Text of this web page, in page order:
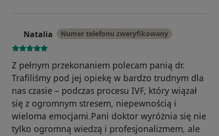
Natalia Numer telefonu zweryfikowany
Z pełnym przekonaniem polecam panią dr.
Trafiliśmy pod jej opiekę w bardzo trudnym dla
nas czasie – podczas procesu IVF, który wiązał
się z ogromnym stresem, niepewnością i
wieloma emocjami.Pani doktor wyróżnia się nie
tylko ogromną wiedzą i profesjonalizmem, ale